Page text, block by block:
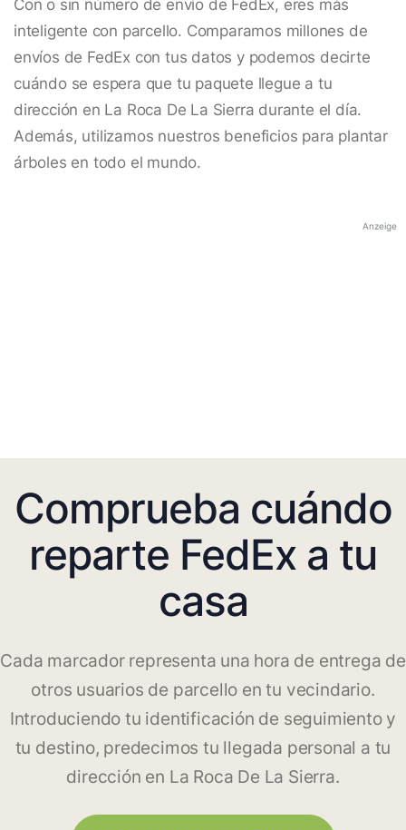
Con o sin número de envío de FedEx, eres más
inteligente con parcello. Comparamos millones de
envíos de FedEx con tus datos y podemos decirte
cuándo se espera que tu paquete llegue a tu
dirección en La Roca De La Sierra durante el día.
Además, utilizamos nuestros beneficios para plantar
árboles en todo el mundo.
Anzeige
Comprueba cuándo
reparte FedEx a tu
casa
Cada marcador representa una hora de entrega de
otros usuarios de parcello en tu vecindario.
Introduciendo tu identificación de seguimiento y
tu destino, predecimos tu llegada personal a tu
dirección en La Roca De La Sierra.